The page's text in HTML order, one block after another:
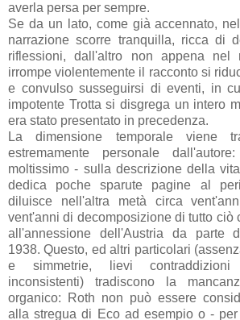
averla persa per sempre.
Se da un lato, come già accennato,
narrazione scorre tranquilla, ricca di
riflessioni, dall'altro non appena nel
irrompe violentemente il racconto si
e convulso susseguirsi di eventi, in
impotente Trotta si disgrega un intero
era stato presentato in precedenza.
La dimensione temporale viene
estremamente personale
moltissimo - sulla descrizione della
dedica poche sparute pagine al
diluisce nell'altra metà circa
vent'anni di decomposizione di tutto ciò
all'annessione dell'Austria da parte
1938. Questo, ed altri particolari
e simmetrie, lievi contraddizioni
inconsistenti) tradiscono la
organico: Roth non può essere
alla stregua di Eco ad esempio o -